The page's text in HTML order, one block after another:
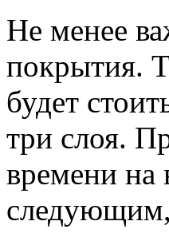
Не менее
покрытия.
будет
три слоя.
времени на
следующим,